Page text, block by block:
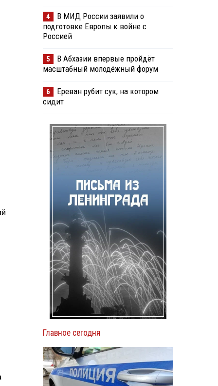
4
В МИД России заявили о
подготовке Европы к войне с
Россией
5
В Абхазии впервые пройдёт
масштабный молодёжный форум
6
Ереван рубит сук, на котором
сидит
Главное сегодня